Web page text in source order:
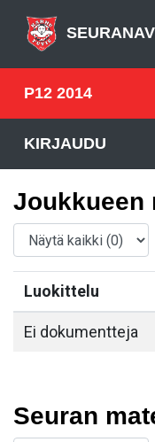
P12 2014
KIRJAUDU
Joukkueen
Luokittelu
Ei dokumentteja
Seuran